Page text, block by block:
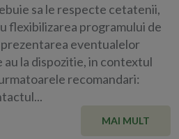
sa le respecte cetatenii,
flexibilizarea programului de
eventualelor
au la dispozitie, in contextul
recomandari:
MAI MULT